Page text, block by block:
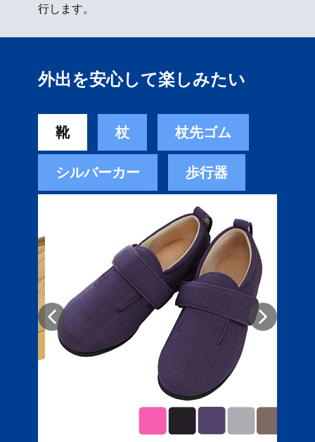
行します。
外出を安心して楽しみたい
靴 杖 杖先ゴム
シルバーカー 歩行器